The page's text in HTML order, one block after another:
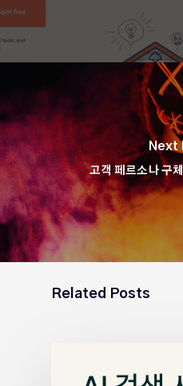
Next
고객 페르소나 구
Related Posts